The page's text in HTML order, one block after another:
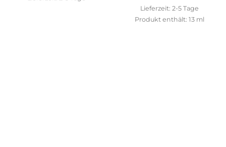
Lieferzeit: 2-5 Tage
Produkt enthält: 13 ml